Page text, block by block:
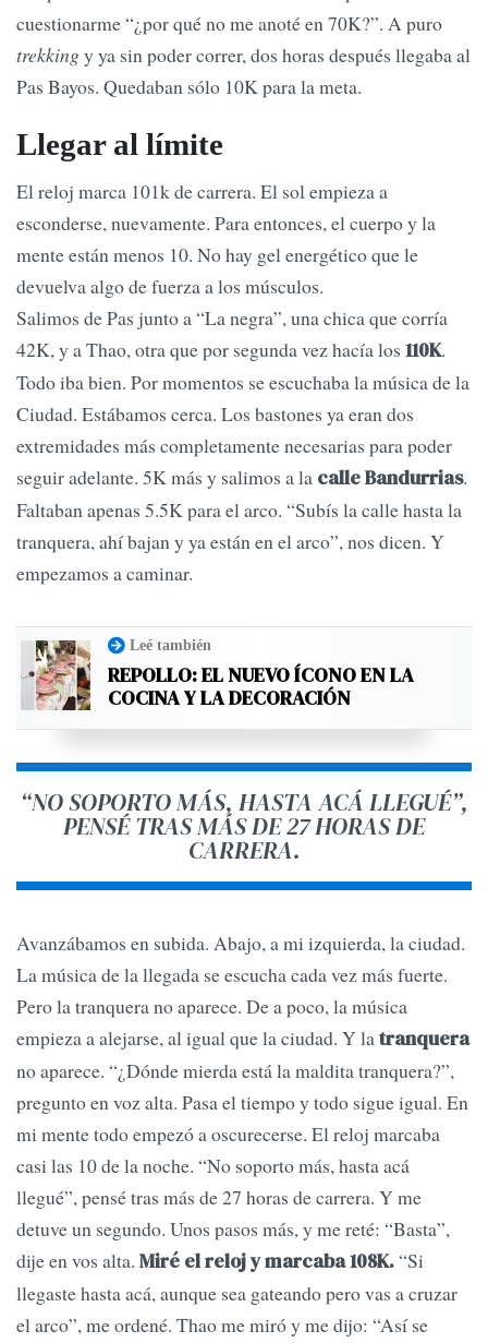
cuestionarme “¿por qué no me anoté en 70K?”. A puro
trekkingy ya sin poder correr, dos horas después llegaba al
Pas Bayos. Quedaban sólo 10K para la meta.
Llegar al límite
El reloj marca 101k de carrera. El sol empieza a
esconderse, nuevamente. Para entonces, el cuerpo y la
mente están menos 10. No hay gel energético que le
devuelva algo de fuerza a los músculos.
Salimos de Pas junto a “La negra”, una chica que corría
42K, y a Thao, otra que por segunda vez hacía los 110K.
Todo iba bien. Por momentos se escuchaba la música de la
Ciudad. Estábamos cerca. Los bastones ya eran dos
extremidades más completamente necesarias para poder
seguir adelante. 5K más y salimos a la calle Bandurrias.
Faltaban apenas 5.5K para el arco. “Subís la calle hasta la
tranquera, ahí bajan y ya están en el arco”, nos dicen. Y
empezamos a caminar.
Leé también
REPOLLO: EL NUEVO ÍCONO EN LA
COCINA Y LA DECORACIÓN
“NO SOPORTO MÁS, HASTA ACÁ LLEGUÉ”,
PENSÉ TRAS MÁS DE 27 HORAS DE
CARRERA.
Avanzábamos en subida. Abajo, a mi izquierda, la ciudad.
La música de la llegada se escucha cada vez más fuerte.
Pero la tranquera no aparece. De a poco, la música
empieza a alejarse, al igual que la ciudad. Y latranquera
no aparece. “¿Dónde mierda está la maldita tranquera?”,
pregunto en voz alta. Pasa el tiempo y todo sigue igual. En
mi mente todo empezó a oscurecerse. El reloj marcaba
casi las 10 de la noche. “No soporto más, hasta acá
llegué”, pensé tras más de 27 horas de carrera. Y me
detuve un segundo. Unos pasos más, y me reté: “Basta”,
dije en vos alta. Miré el reloj y marcaba 108K.“Si
llegaste hasta acá, aunque sea gateando pero vas a cruzar
el arco”, me ordené. Thao me miró y me dijo: “Así se